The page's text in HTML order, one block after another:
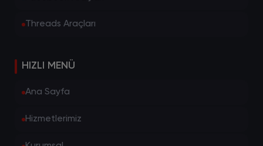
Threads Araçları
HIZLI MENÜ
Ana Sayfa
Hizmetlerimiz